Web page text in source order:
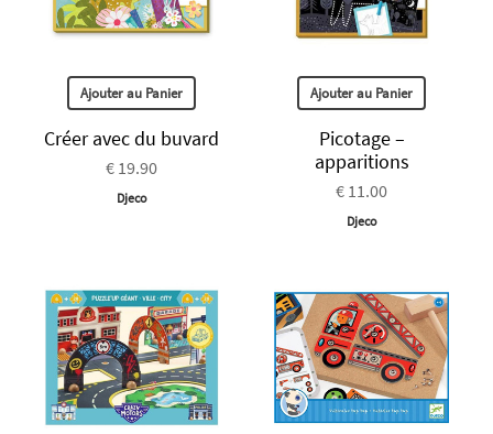
Ajouter au Panier
Créer avec du buvard
€ 19.90
Djeco
Ajouter au Panier
Picotage –
apparitions
€ 11.00
Djeco